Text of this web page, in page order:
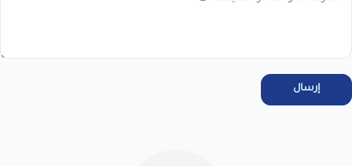
والاسترجاع فى المتجر ، واتعهد باستخدام المنتجات . خلال 7 أيام من
الاستلام لضمان التف...
إرسال